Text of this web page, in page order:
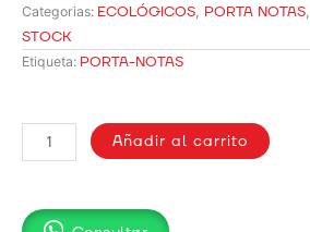
Categorias: ECOLÓGICOS, PORTA NOTAS,
STOCK
Etiqueta: PORTA-NOTAS
BX02
Añadir al carrito